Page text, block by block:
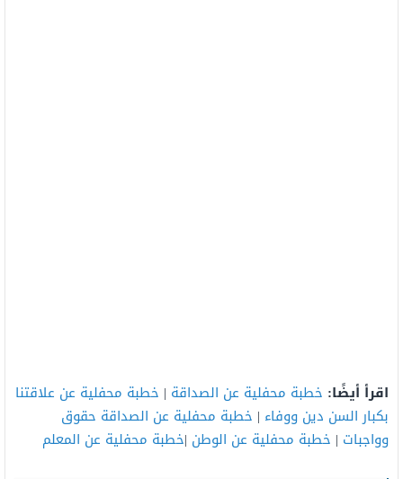
اقرأ أيضًا: خطبة محفلية عن الصداقة | خطبة محفلية عن علاقتنا
بكبار السن دين ووفاء | خطبة محفلية عن الصداقة حقوق
وواجبات | خطبة محفلية عن الوطن |خطبة محفلية عن المعلم